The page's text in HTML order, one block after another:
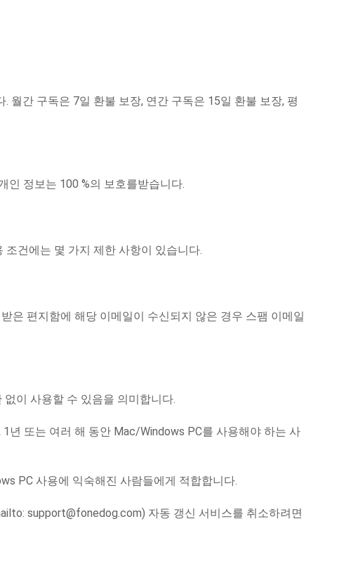
월간 구독은 7일 환불 보장, 연간 구독은 15일 환불 보장, 평
인 정보는 100 %의 보호를받습니다.
건에는 몇 가지 제한 사항이 있습니다.
은 편지함에 해당 이메일이 수신되지 않은 경우 스팸 이메일
이 사용할 수 있음을 의미합니다.
또는 여러 해 동안 Mac/Windows PC를 사용해야 하는 사
PC 사용에 익숙해진 사람들에게 적합합니다.
support@fonedog.com) 자동 갱신 서비스를 취소하려면